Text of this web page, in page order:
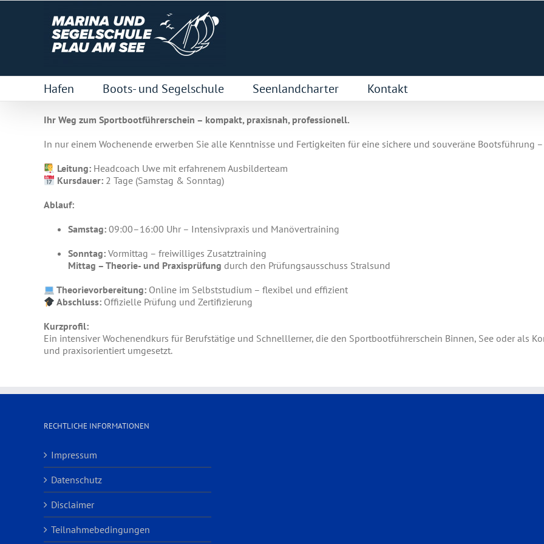
Hafen Boots- und Segelschule Seenlandcharter Kontakt
Ihr Weg zum Sportbootführerschein – kompakt, praxisnah, professionell.
In nur einem Wochenende erwerben Sie alle Kenntnisse und Fertigkeiten für eine sichere und souveräne Bootsführung
Leitung: Headcoach Uwe mit erfahrenem Ausbilderteam
Kursdauer: 2 Tage (Samstag & Sonntag)
Ablauf:
Samstag: 09:00–16:00 Uhr – Intensivpraxis und Manövertraining
Sonntag: Vormittag – freiwilliges Zusatztraining
Mittag – Theorie- und Praxisprüfung durch den Prüfungsausschuss Stralsund
Theorievorbereitung: Online im Selbststudium – flexibel und effizient
Abschluss: Offizielle Prüfung und Zertifizierung
Kurzprofil:
Ein intensiver Wochenendkurs für Berufstätige und Schnelllerner, die den Sportbootführerschein Binnen, See oder als
und praxisorientiert umgesetzt.
RECHTLICHE INFORMATIONEN
Impressum
Datenschutz
Disclaimer
Teilnahmebedingungen